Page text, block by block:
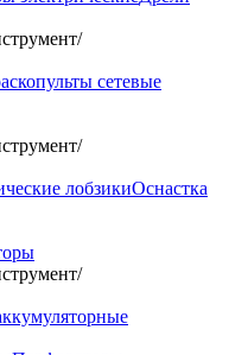
/
сетевые
/
лобзикиОснастка
/